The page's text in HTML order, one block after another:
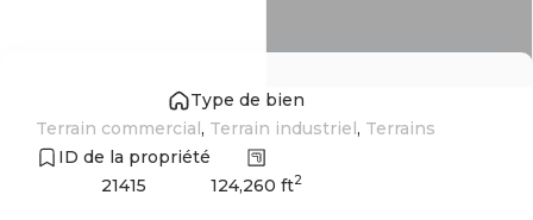
Type de bien
Terrain commercial, Terrain industriel, Terrains
ID de la propriété
21415
124,260 ft2